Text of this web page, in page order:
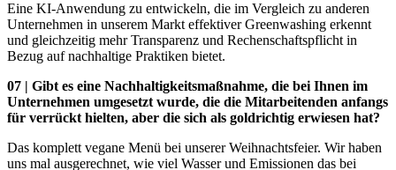
Eine KI-Anwendung zu entwickeln, die im Vergleich zu anderen
Unternehmen in unserem Markt effektiver Greenwashing erkennt
und gleichzeitig mehr Transparenz und Rechenschaftspflicht in
Bezug auf nachhaltige Praktiken bietet.
07 | Gibt es eine Nachhaltigkeitsmaßnahme, die bei Ihnen im
Unternehmen umgesetzt wurde, die die Mitarbeitenden anfangs
für verrückt hielten, aber die sich als goldrichtig erwiesen hat?
Das komplett vegane Menü bei unserer Weihnachtsfeier. Wir haben
uns mal ausgerechnet, wie viel Wasser und Emissionen das bei